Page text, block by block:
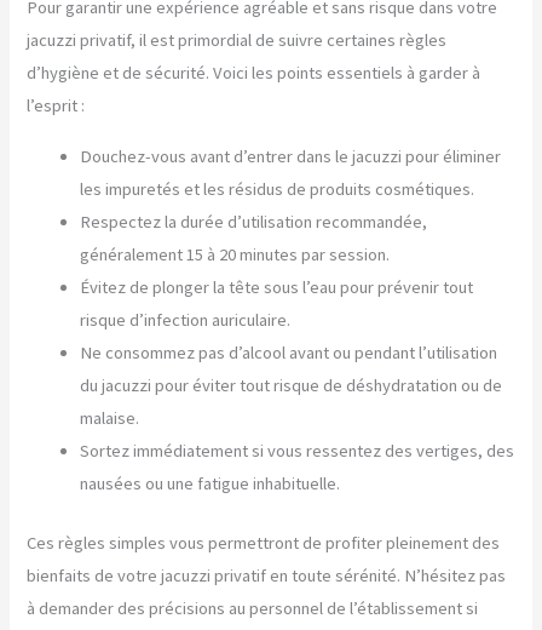
Pour garantir une expérience agréable et sans risque dans votre
jacuzzi privatif, il est primordial de suivre certaines règles
d’hygiène et de sécurité. Voici les points essentiels à garder à
l’esprit :
Douchez-vous avant d’entrer dans le jacuzzi pour éliminer
les impuretés et les résidus de produits cosmétiques.
Respectez la durée d’utilisation recommandée,
généralement 15 à 20 minutes par session.
Évitez de plonger la tête sous l’eau pour prévenir tout
risque d’infection auriculaire.
Ne consommez pas d’alcool avant ou pendant l’utilisation
du jacuzzi pour éviter tout risque de déshydratation ou de
malaise.
Sortez immédiatement si vous ressentez des vertiges, des
nausées ou une fatigue inhabituelle.
Ces règles simples vous permettront de profiter pleinement des
bienfaits de votre jacuzzi privatif en toute sérénité. N’hésitez pas
à demander des précisions au personnel de l’établissement si